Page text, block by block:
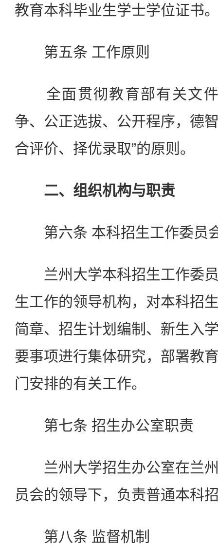
教育本科毕业生学士学位证书
第五条 工作原则
全面贯彻教育部有关文件
争、公正选拔、公开程序，德
合评价、择优录取”的原则。
二、组织机构与职责
第六条 本科招生工作委员
兰州大学本科招生工作委员
生工作的领导机构，对本科招
简章、招生计划编制、新生入
要事项进行集体研究，部署教
门安排的有关工作。
第七条 招生办公室职责
兰州大学招生办公室在兰州
员会的领导下，负责普通本科
第八条 监督机制